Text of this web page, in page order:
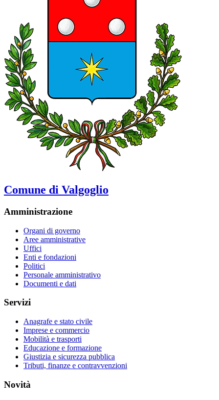
Comune di Valgoglio
Amministrazione
Organi di governo
Aree amministrative
Uffici
Enti e fondazioni
Politici
Personale amministrativo
Documenti e dati
Servizi
Anagrafe e stato civile
Imprese e commercio
Mobilità e trasporti
Educazione e formazione
Giustizia e sicurezza pubblica
Tributi, finanze e contravvenzioni
Novità